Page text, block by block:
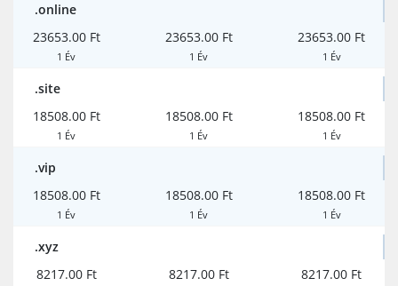
.online
23653.00 Ft
1 Év
23653.00 Ft
1 Év
23653.00 Ft
1 Év
.site
18508.00 Ft
1 Év
18508.00 Ft
1 Év
18508.00 Ft
1 Év
.vip
18508.00 Ft
1 Év
18508.00 Ft
1 Év
18508.00 Ft
1 Év
.xyz
8217.00 Ft
8217.00 Ft 8217.00 Ft